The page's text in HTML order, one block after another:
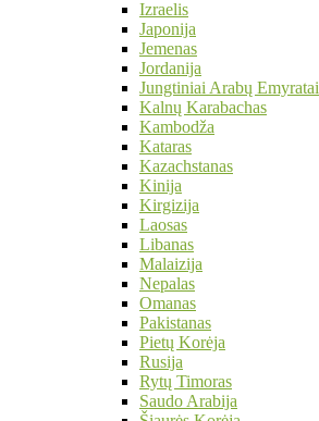
Izraelis
Japonija
Jemenas
Jordanija
Jungtiniai Arabų Emyratai
Kalnų Karabachas
Kambodža
Kataras
Kazachstanas
Kinija
Kirgizija
Laosas
Libanas
Malaizija
Nepalas
Omanas
Pakistanas
Pietų Korėja
Rusija
Rytų Timoras
Saudo Arabija